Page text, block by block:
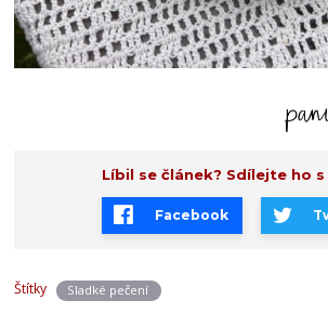
Líbil se článek? Sdílejte ho
Facebook
Štítky Sladké pečení